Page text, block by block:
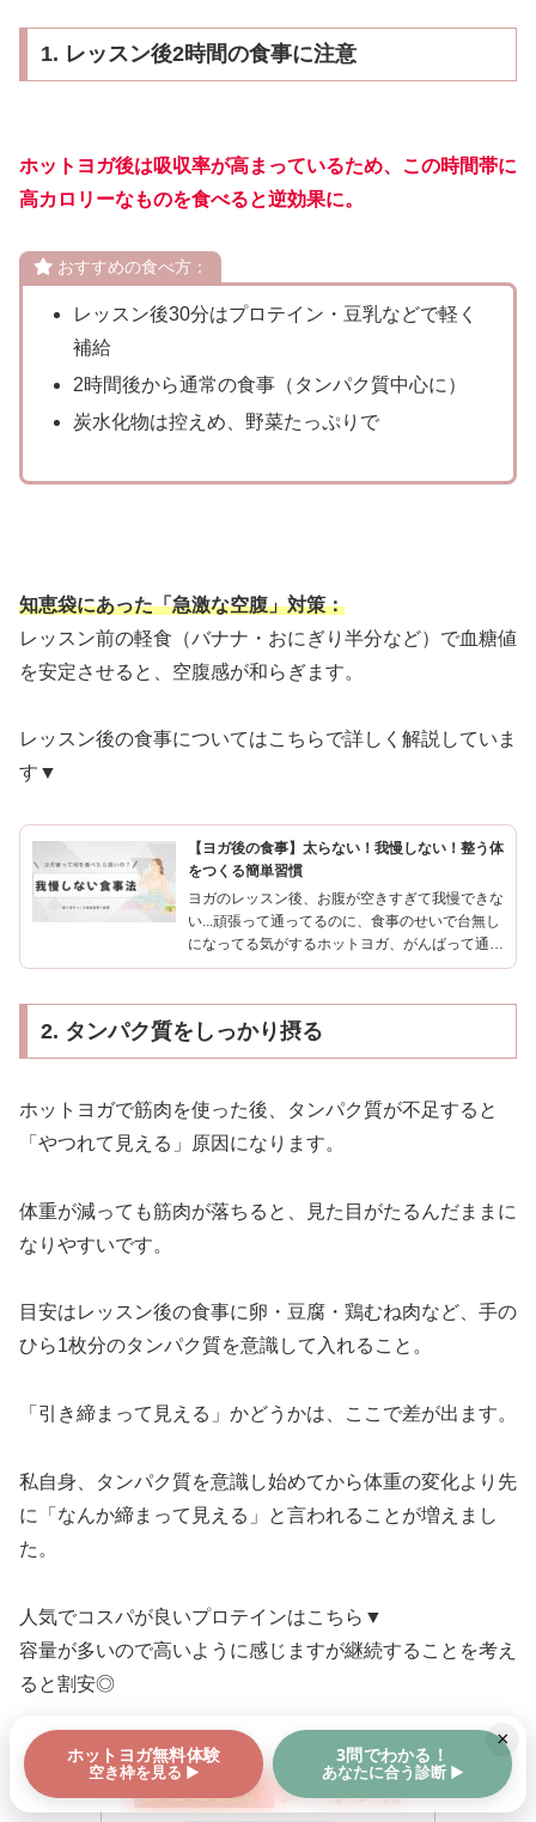
1. レッスン後2時間の食事に注意
ホットヨガ後は吸収率が高まっているため、この時間帯に
高カロリーなものを食べると逆効果に。
おすすめの食べ方：
レッスン後30分はプロテイン・豆乳などで軽く
補給
2時間後から通常の食事（タンパク質中心に）
炭水化物は控えめ、野菜たっぷりで
知恵袋にあった「急激な空腹」対策：
レッスン前の軽食（バナナ・おにぎり半分など）で血糖値
を安定させると、空腹感が和らぎます。
レッスン後の食事についてはこちらで詳しく解説していま
す▼
【ヨガ後の食事】太らない！我慢しない！整う体
をつくる簡単習慣
ヨガのレッスン後、お腹が空きすぎて我慢できな
い...頑張って通ってるのに、食事のせいで台無し
になってる気がするホットヨガ、がんばって通っ
てるのに...なんか思ったより痩せない？レッスン
2. タンパク質をしっかり摂る
ホットヨガで筋肉を使った後、タンパク質が不足すると
「やつれて見える」原因になります。
体重が減っても筋肉が落ちると、見た目がたるんだままに
なりやすいです。
目安はレッスン後の食事に卵・豆腐・鶏むね肉など、手の
ひら1枚分のタンパク質を意識して入れること。
「引き締まって見える」かどうかは、ここで差が出ます。
私自身、タンパク質を意識し始めてから体重の変化より先
に「なんか締まって見える」と言われることが増えまし
た。
人気でコスパが良いプロテインはこちら▼
容量が多いので高いように感じますが継続することを考え
ると割安◎
×
ホットヨガ無料体験
空き枠を見る ▶
3問でわかる！
あなたに合う診断 ▶